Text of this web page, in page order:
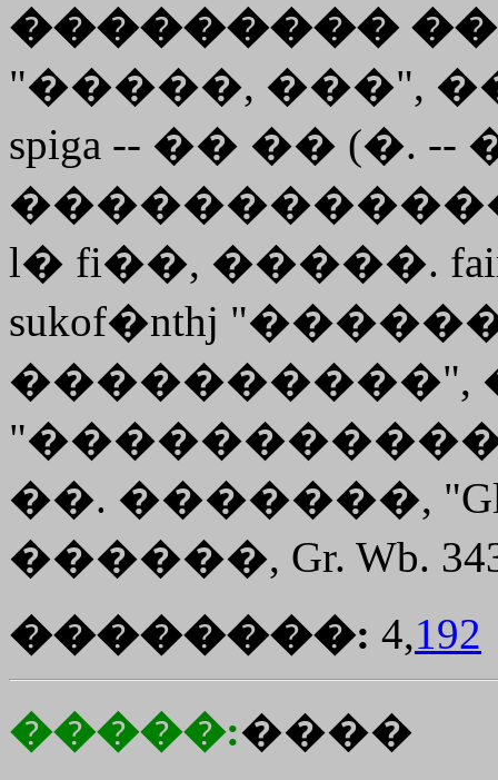
���������
"�����, ���",
spiga -- �� �� (�. -- �.
l� fi��, �����.
sukof�nthj
����������",
��. �������,
������, Gr. Wb.
��������: 4,192
�����:����